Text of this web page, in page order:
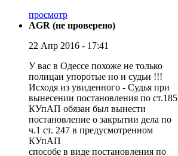
просмотр
AGR (не проверено)
22 Апр 2016 - 17:41
У вас в Одессе похоже не только
полицаи упоротые но и судьи !!!
Исходя из увиденного - Судья при
вынесении постановления по ст.185
КУпАП обязан был вынести
постановление о закрытии дела по
ч.1 ст. 247 в предусмотренном
КУпАП
способе в виде постановления по